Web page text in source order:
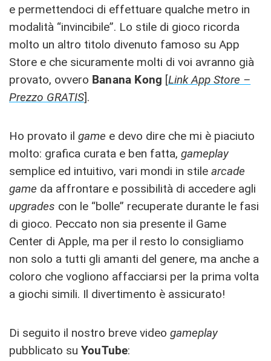
e permettendoci di effettuare qualche metro in
modalità “invincibile”. Lo stile di gioco ricorda
molto un altro titolo divenuto famoso su App
Store e che sicuramente molti di voi avranno già
provato, ovvero Banana Kong [Link App Store –
Prezzo GRATIS].
Ho provato il game e devo dire che mi è piaciuto
molto: grafica curata e ben fatta, gameplay
semplice ed intuitivo, vari mondi in stile arcade
game da affrontare e possibilità di accedere agli
upgrades con le “bolle” recuperate durante le fasi
di gioco. Peccato non sia presente il Game
Center di Apple, ma per il resto lo consigliamo
non solo a tutti gli amanti del genere, ma anche a
coloro che vogliono affacciarsi per la prima volta
a giochi simili. Il divertimento è assicurato!
Di seguito il nostro breve video gameplay
pubblicato su YouTube: